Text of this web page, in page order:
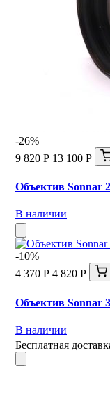
-26%
9 820 Р 13 100 Р
Объектив Sonnar
В наличии
-10%
4 370 Р 4 820 Р
Объектив Sonnar
В наличии
Бесплатная